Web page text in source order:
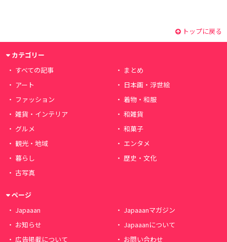
トップに戻る
カテゴリー
すべての記事
まとめ
アート
日本画・浮世絵
ファッション
着物・和服
雑貨・インテリア
和雑貨
グルメ
和菓子
観光・地域
エンタメ
暮らし
歴史・文化
古写真
ページ
Japaaan
Japaaanマガジン
お知らせ
Japaaanについて
広告掲載について
お問い合わせ